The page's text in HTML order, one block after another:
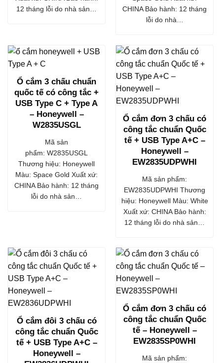
12 tháng lỗi do nhà sản…
CHINA Bảo hành: 12 tháng
lỗi do nhà…
Ổ cắm 3 chấu chuẩn
quốc tế có công tắc +
USB Type C + Type A
– Honeywell –
W2835USGL
Mã sản
phẩm: W2835USGL
Thương hiệu: Honeywell
Màu: Space Gold Xuất xứ:
CHINA Bảo hành: 12 tháng
lỗi do nhà sản…
Ổ cắm đơn 3 chấu có
công tắc chuẩn Quốc
tế + USB Type A+C –
Honeywell –
EW2835UDPWHI
Mã sản phẩm:
EW2835UDPWHI Thương
hiệu: Honeywell Màu: White
Xuất xứ: CHINA Bảo hành:
12 tháng lỗi do nhà sản…
Ổ cắm đôi 3 chấu có
công tắc chuẩn Quốc
tế + USB Type A+C –
Honeywell –
Ổ cắm đơn 3 chấu có
công tắc chuẩn Quốc
tế – Honeywell –
EW2835SP0WHI
Mã sản phẩm: